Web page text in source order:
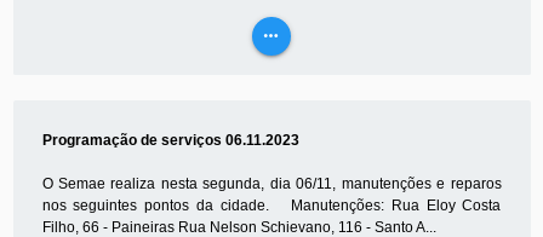
more_horiz
Programação de serviços 06.11.2023
O Semae realiza nesta segunda, dia 06/11, manutenções e reparos
nos seguintes pontos da cidade. Manutenções: Rua Eloy Costa
Filho, 66 - Paineiras Rua Nelson Schievano, 116 - Santo A...